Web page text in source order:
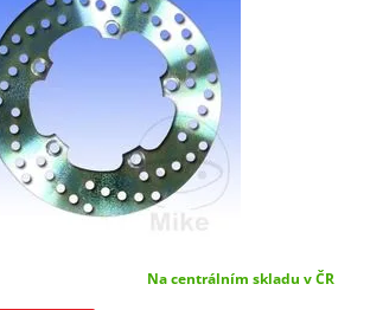
Na centrálním skladu v ČR